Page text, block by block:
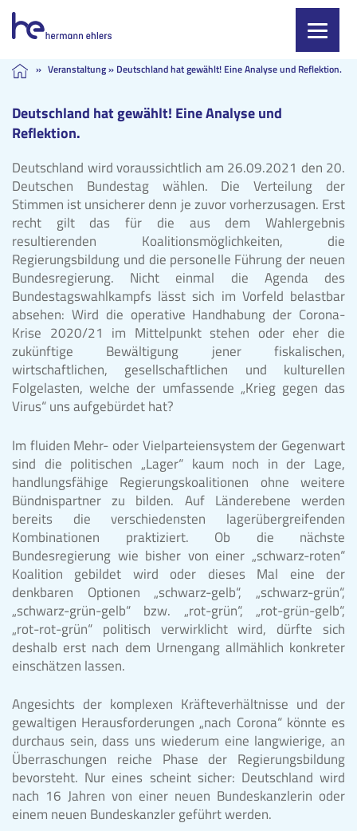
Skip
content
» Veranstaltung» Deutschland hat gewählt! Eine Analyse und Reflektion.
Deutschland hat gewählt! Eine Analyse und
Reflektion.
Deutschland wird voraussichtlich am 26.09.2021 den 20.
Deutschen Bundestag wählen. Die Verteilung der
Stimmen ist unsicherer denn je zuvor vorherzusagen. Erst
recht gilt das für die aus dem Wahlergebnis
resultierenden Koalitionsmöglichkeiten, die
Regierungsbildung und die personelle Führung der neuen
Bundesregierung. Nicht einmal die Agenda des
Bundestagswahlkampfs lässt sich im Vorfeld belastbar
absehen: Wird die operative Handhabung der Corona-
Krise 2020/21 im Mittelpunkt stehen oder eher die
zukünftige Bewältigung jener fiskalischen,
wirtschaftlichen, gesellschaftlichen und kulturellen
Folgelasten, welche der umfassende „Krieg gegen das
Virus“ uns aufgebürdet hat?
Im fluiden Mehr- oder Vielparteiensystem der Gegenwart
sind die politischen „Lager“ kaum noch in der Lage,
handlungsfähige Regierungskoalitionen ohne weitere
Bündnispartner zu bilden. Auf Länderebene werden
bereits die verschiedensten lagerübergreifenden
Kombinationen praktiziert. Ob die nächste
Bundesregierung wie bisher von einer „schwarz-roten“
Koalition gebildet wird oder dieses Mal eine der
denkbaren Optionen „schwarz-gelb“, „schwarz-grün“,
„schwarz-grün-gelb“ bzw. „rot-grün“, „rot-grün-gelb“,
„rot-rot-grün“ politisch verwirklicht wird, dürfte sich
deshalb erst nach dem Urnengang allmählich konkreter
einschätzen lassen.
Angesichts der komplexen Kräfteverhältnisse und der
gewaltigen Herausforderungen „nach Corona“ könnte es
durchaus sein, dass uns wiederum eine langwierige, an
Überraschungen reiche Phase der Regierungsbildung
bevorsteht. Nur eines scheint sicher: Deutschland wird
nach 16 Jahren von einer neuen Bundeskanzlerin oder
einem neuen Bundeskanzler geführt werden.